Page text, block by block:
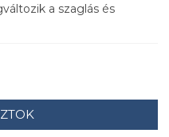
a szaglás és